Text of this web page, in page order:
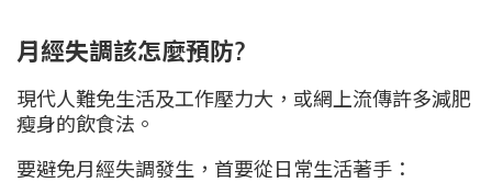
月經失調該怎麼預防?
現代人難免生活及工作壓力大，或網上流傳許多減肥
瘦身的飲食法。
要避免月經失調發生，首要從日常生活著手：